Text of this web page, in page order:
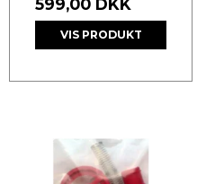
VIS PRODUKT